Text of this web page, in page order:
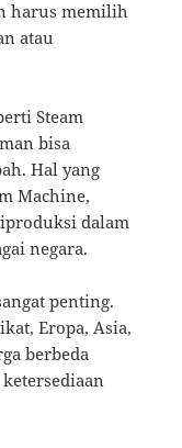
harus memilih
atau
Steam
bisa
Hal yang
Machine,
dalam
negara.
penting.
Eropa, Asia,
berbeda